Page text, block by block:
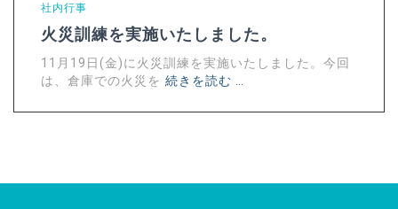
社内行事
火災訓練を実施いたしました。
11月19日(金)に火災訓練を実施いたしました。今回
は、倉庫での火災を 続きを読む …